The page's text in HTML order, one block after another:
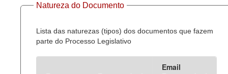
Natureza do Documento
Lista das naturezas (tipos) dos documentos que fazem
parte do Processo Legislativo
Email